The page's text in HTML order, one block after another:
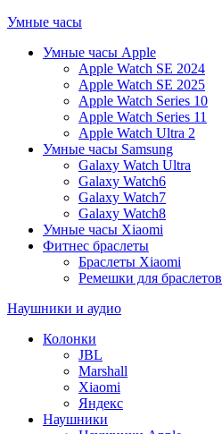
Умные часы
Умные часы Apple
Apple Watch SE 2024
Apple Watch SE 2025
Apple Watch Series 10
Apple Watch Series 11
Apple Watch Ultra 2
Умные часы Samsung
Galaxy Watch Ultra
Galaxy Watch6
Galaxy Watch7
Galaxy Watch8
Умные часы Xiaomi
Фитнес браслеты
Браслеты Xiaomi
Ремешки для браслетов
Наушники и аудио
Колонки
JBL
Marshall
Xiaomi
Яндекс
Наушники